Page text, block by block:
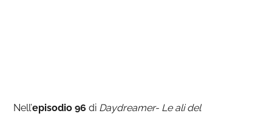
Nell’episodio 96di Daydreamer- Le ali del